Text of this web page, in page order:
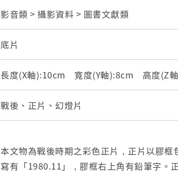
影音類 > 攝影資料 > 圖書文獻類
底片
長度(X軸):10cm 寬度(Y軸):8cm 高度(Z
戰後、正片、幻燈片
本文物為戰後時期之彩色正片，正片以膠
寫有「1980.11」，膠框右上角有鉛筆字。